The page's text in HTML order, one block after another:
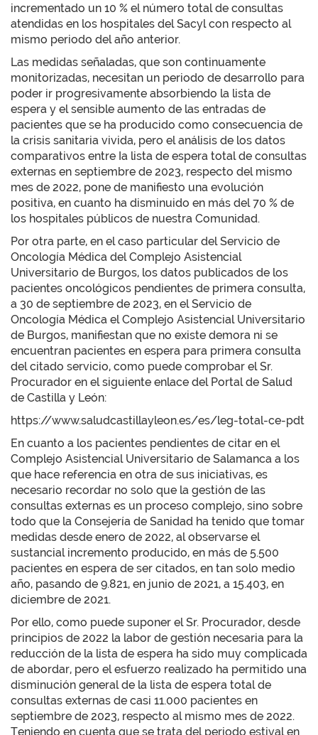
incrementado un 10 % el número total de consultas
atendidas en los hospitales del Sacyl con respecto al
mismo periodo del año anterior.
Las medidas señaladas, que son continuamente
monitorizadas, necesitan un periodo de desarrollo para
poder ir progresivamente absorbiendo la lista de
espera y el sensible aumento de las entradas de
pacientes que se ha producido como consecuencia de
la crisis sanitaria vivida, pero el análisis de los datos
comparativos entre Ia lista de espera total de consultas
externas en septiembre de 2023, respecto del mismo
mes de 2022, pone de manifiesto una evolución
positiva, en cuanto ha disminuido en más del 70 % de
los hospitales públicos de nuestra Comunidad.
Por otra parte, en el caso particular del Servicio de
Oncología Médica del Complejo Asistencial
Universitario de Burgos, los datos publicados de los
pacientes oncológicos pendientes de primera consulta,
a 30 de septiembre de 2023, en el Servicio de
Oncología Médica el Complejo Asistencial Universitario
de Burgos, manifiestan que no existe demora ni se
encuentran pacientes en espera para primera consulta
del citado servicio, como puede comprobar el Sr.
Procurador en el siguiente enlace del Portal de Salud
de Castilla y León:
https://www.saludcastillayleon.es/es/leg-total-ce-pdt
En cuanto a los pacientes pendientes de citar en el
Complejo Asistencial Universitario de Salamanca a los
que hace referencia en otra de sus iniciativas, es
necesario recordar no solo que la gestión de las
consultas externas es un proceso complejo, sino sobre
todo que la Consejería de Sanidad ha tenido que tomar
medidas desde enero de 2022, al observarse el
sustancial incremento producido, en más de 5.500
pacientes en espera de ser citados, en tan solo medio
año, pasando de 9.821, en junio de 2021, a 15.403, en
diciembre de 2021.
Por ello, como puede suponer el Sr. Procurador, desde
principios de 2022 la labor de gestión necesaria para la
reducción de la lista de espera ha sido muy complicada
de abordar, pero el esfuerzo realizado ha permitido una
disminución general de la lista de espera total de
consultas externas de casi 11.000 pacientes en
septiembre de 2023, respecto al mismo mes de 2022.
Teniendo en cuenta que se trata del periodo estival en